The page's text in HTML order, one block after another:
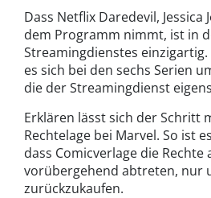
Dass Netflix Daredevil, Jessica
dem Programm nimmt, ist in
Streamingdienstes
es sich bei den sechs Serien
die der Streamingdienst
Erklären lässt sich der Schritt
Rechtelage bei Marvel. So ist
dass Comicverlage die Rechte
vorübergehend abtreten, nur
zurückzukaufen.